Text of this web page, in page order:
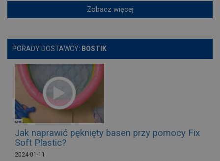
Zobacz więcej
PORADY DOSTAWCY: BOSTIK
Jak naprawić pęknięty basen przy pomocy Fix
Soft Plastic?
2024-01-11